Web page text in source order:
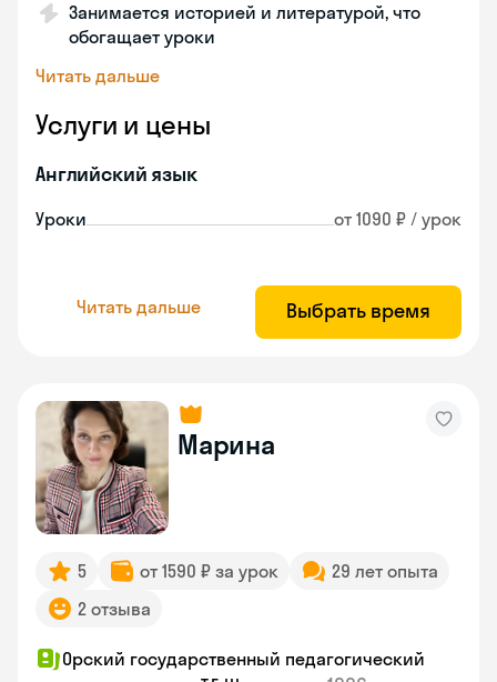
Занимается историей и литературой, что
обогащает уроки
Читать дальше
Услуги и цены
Английский язык
Уроки от 1090 ₽ / урок
Читать дальше Выбрать время
Марина
5 от 1590 ₽ за урок
29 лет опыта
2 отзыва
Орский государственный педагогический